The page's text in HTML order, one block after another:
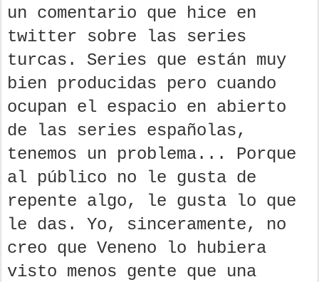
un comentario que hice en
twitter sobre las series
turcas. Series que están muy
bien producidas pero cuando
ocupan el espacio en abierto
de las series españolas,
tenemos un problema... Porque
al público no le gusta de
repente algo, le gusta lo que
le das. Yo, sinceramente, no
creo que Veneno lo hubiera
visto menos gente que una